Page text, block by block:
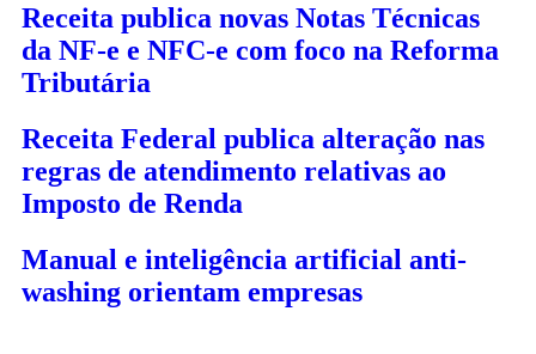
Receita publica novas Notas Técnicas
da NF-e e NFC-e com foco na Reforma
Tributária
Receita Federal publica alteração nas
regras de atendimento relativas ao
Imposto de Renda
Manual e inteligência artificial anti-
washing orientam empresas